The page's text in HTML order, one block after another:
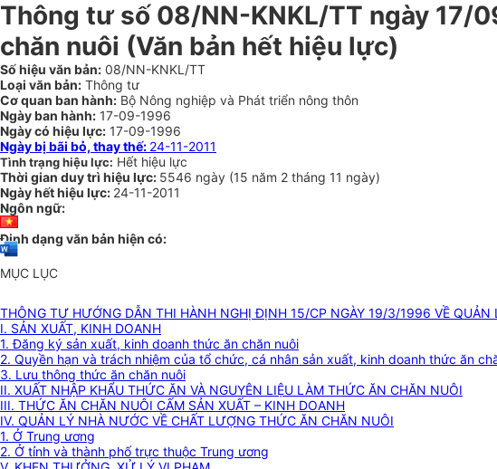
Thông tư số 08/NN-KNKL/TT ngày 17/
chăn nuôi (Văn bản hết hiệu lực)
Số hiệu văn bản: 08/NN-KNKL/TT
Loại văn bản: Thông tư
Cơ quan ban hành: Bộ Nông nghiệp và Phát triển nông thôn
Ngày ban hành: 17-09-1996
Ngày có hiệu lực: 17-09-1996
Ngày bị bãi bỏ, thay thế: 24-11-2011
Tình trạng hiệu lực: Hết hiệu lực
Thời gian duy trì hiệu lực: 5546 ngày (15 năm 2 tháng 11 ngày)
Ngày hết hiệu lực: 24-11-2011
Ngôn ngữ:
Định dạng văn bản hiện có:
MỤC LỤC
THÔNG TƯ HƯỚNG DẪN THI HÀNH NGHỊ ĐỊNH 15/CP NGÀY 19/3/1996 VỀ QUẢN
I. SẢN XUẤT, KINH DOANH
1. Đăng ký sản xuất, kinh doanh thức ăn chăn nuôi
2. Quyền hạn và trách nhiệm của tổ chức, cá nhân sản xuất, kinh doanh thức ăn
3. Lưu thông thức ăn chăn nuôi
II. XUẤT NHẬP KHẨU THỨC ĂN VÀ NGUYÊN LIỆU LÀM THỨC ĂN CHĂN NUÔI
III. THỨC ĂN CHĂN NUÔI CẤM SẢN XUẤT – KINH DOANH
IV. QUẢN LÝ NHÀ NƯỚC VỀ CHẤT LƯỢNG THỨC ĂN CHĂN NUÔI
1. Ở Trung ương
2. Ở tỉnh và thành phố trực thuộc Trung ương